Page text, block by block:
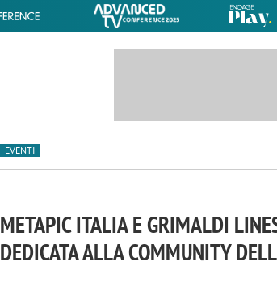
EVENTI
METAPIC ITALIA E GRIMALDI
DEDICATA ALLA COMMUNITY